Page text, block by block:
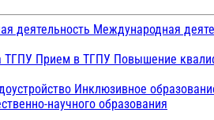
деятельность Международная
ТГПУ Прием в ТГПУ Повышение
Инклюзивное
научного образования